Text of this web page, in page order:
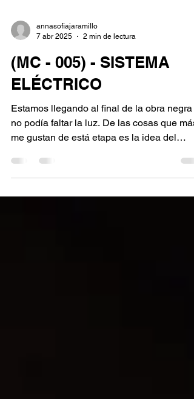
7 abr 2025
2 min de lectura
(MC - 005) - SISTEMA
ELÉCTRICO
Estamos llegando al final de la obra negra y
me gustan de está etapa es la idea del
trabajo...